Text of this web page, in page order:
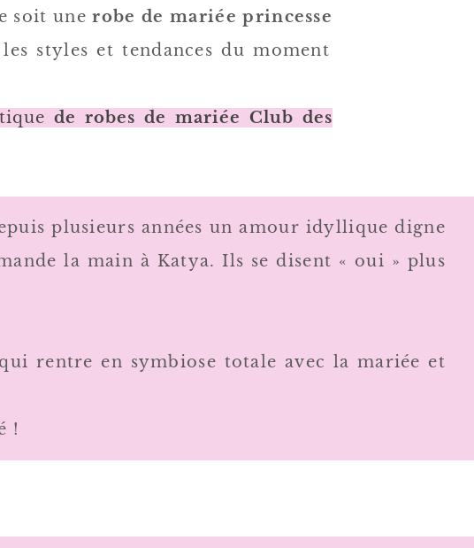
soit unerobe de mariée princesse
styles et tendances du moment
de robes de mariée Club des
plusieurs années un amour idyllique digne
la main à Katya. Ils se disent « oui » plus
rentre en symbiose totale avec la mariée et
!